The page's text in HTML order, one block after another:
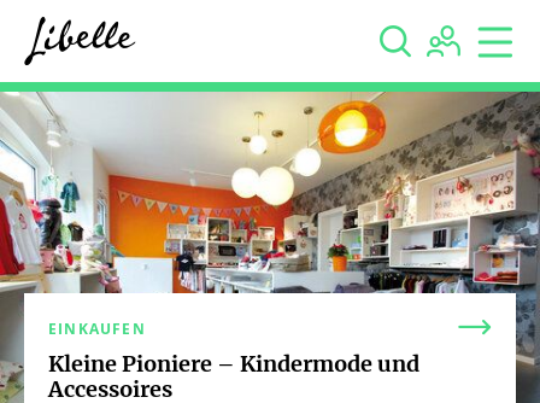
  
EINKAUFEN
Kleine Pioniere – Kindermode und
Accessoires